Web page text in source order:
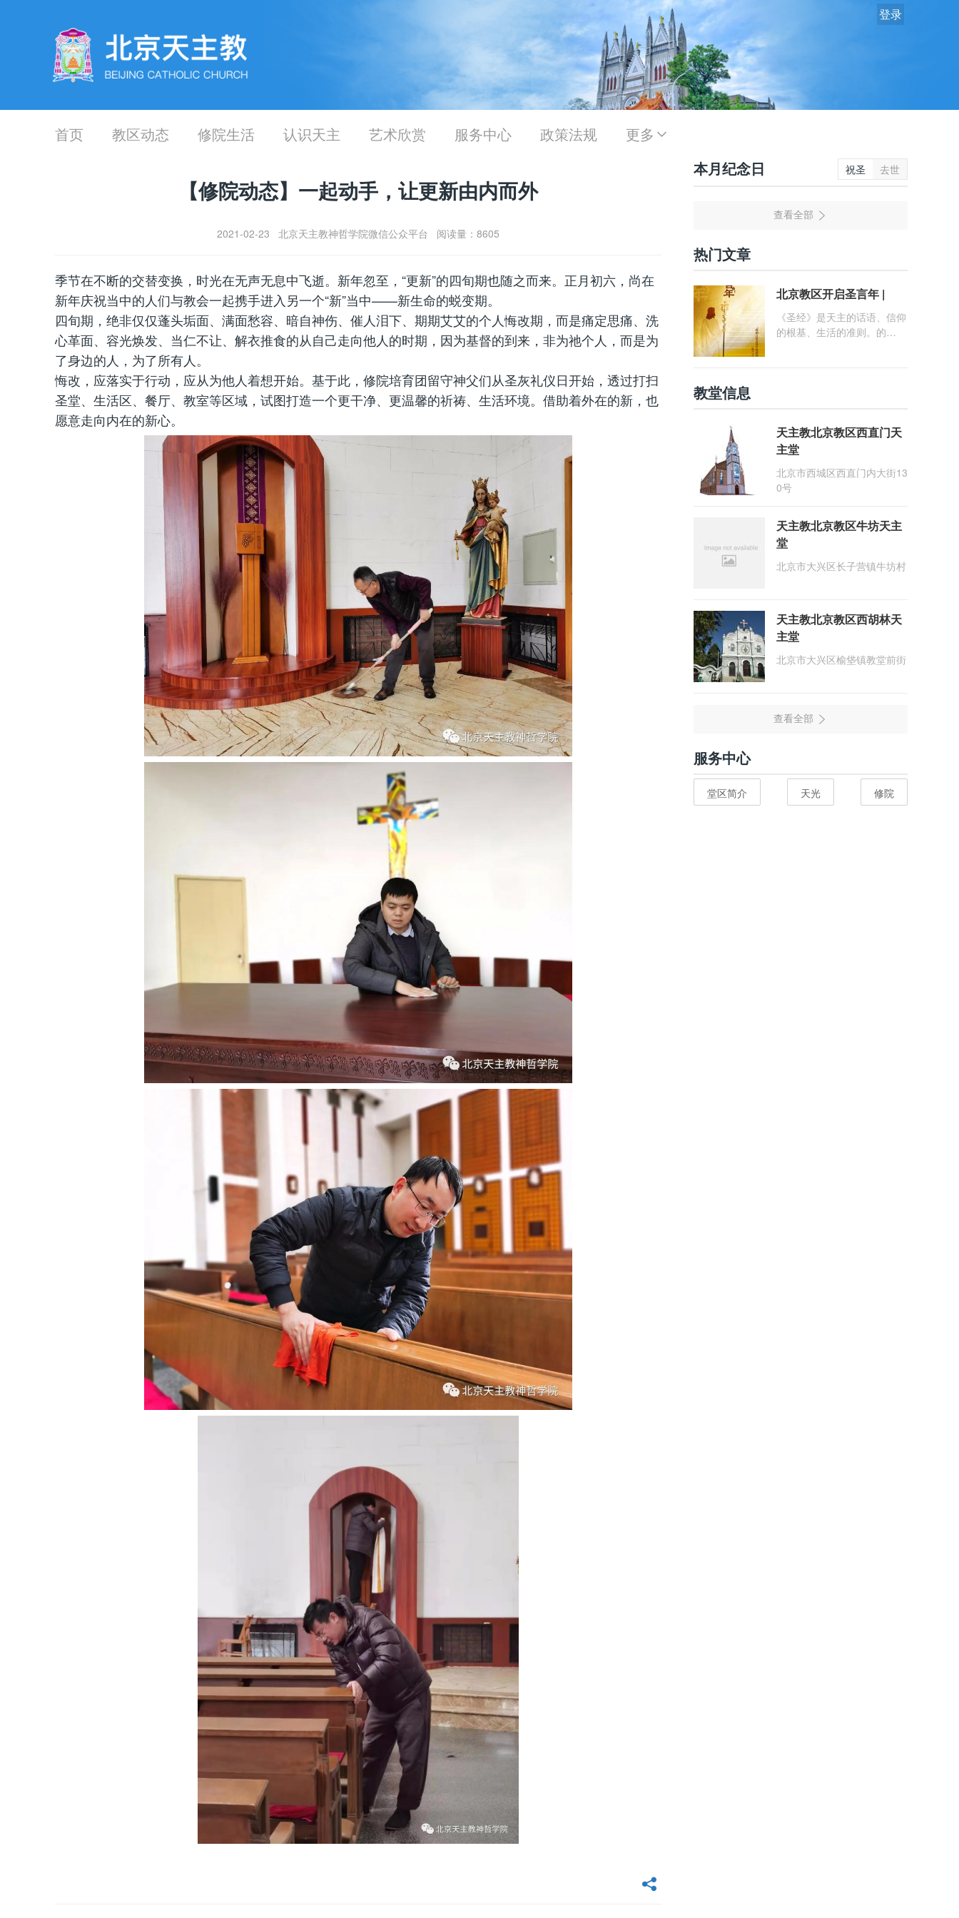
登录
首页 教区动态 修院生活 认识天主 艺术欣赏 服务中心 政策法规 更多
【修院动态】一起动手，让更新由内而外
2021-02-23 北京天主教神哲学院微信公众平台 阅读量：8605
季节在不断的交替变换，时光在无声无息中飞逝。新年忽至，“更新”的四旬期也随之而来。正月初六，尚在
新年庆祝当中的人们与教会一起携手进入另一个“新”当中——新生命的蜕变期。
四旬期，绝非仅仅蓬头垢面、满面愁容、暗自神伤、催人泪下、期期艾艾的个人悔改期，而是痛定思痛、洗
心革面、容光焕发、当仁不让、解衣推食的从自己走向他人的时期，因为基督的到来，非为祂个人，而是为
了身边的人，为了所有人。
悔改，应落实于行动，应从为他人着想开始。基于此，修院培育团留守神父们从圣灰礼仪日开始，透过打扫
圣堂、生活区、餐厅、教室等区域，试图打造一个更干净、更温馨的祈祷、生活环境。借助着外在的新，也
愿意走向内在的新心。
本月纪念日 祝圣 去世
热门文章
北京教区开启圣言年 |
《圣经》是天主的话语、信仰
的根基、生活的准则。的
粮、精神生活清澈不竭的泉
源” (参《启示宪章》21号)。
我们必须重视圣经，推崇读
经，进而能够使教会儿女广泛
地获得圣言的滋养与光照为秉
仰传统，深化家庭信仰生活与
信德代际传递，北京教区定20
年"以"祢的言语是我步履前的
第三主日暨天主圣言主日)作
为圣言年的开启日。
教堂信息
天主教北京教区西直门天
主堂
北京市西城区西直门内大街13
0号
天主教北京教区牛坊天主
堂
北京市大兴区长子营镇牛坊村
天主教北京教区西胡林天
主堂
北京市大兴区榆垡镇教堂前街
服务中心
堂区简介 天光 修院